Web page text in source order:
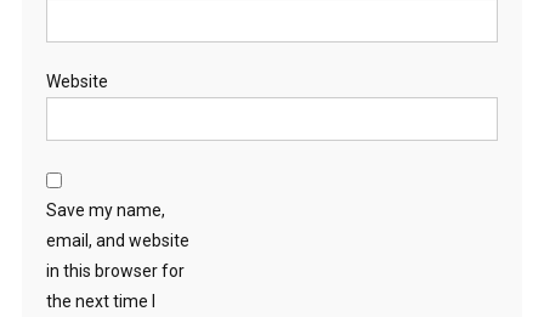
Website
Save my name,
email, and website
in this browser for
the next time I